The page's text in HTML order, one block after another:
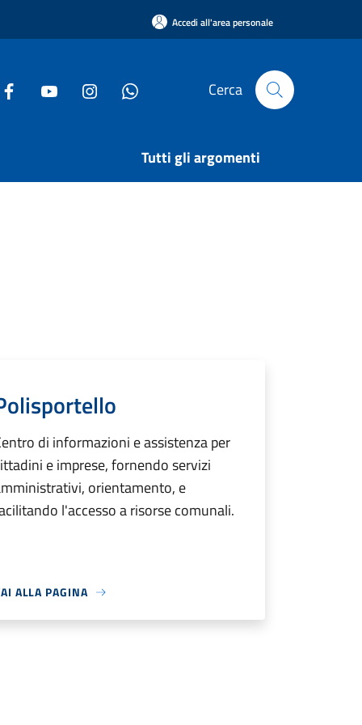
Accedi all'area personale
Cerca
Tutti gli argomenti
di informazioni e assistenza per
e imprese, fornendo servizi
orientamento, e
l'accesso a risorse comunali.
ALLA PAGINA